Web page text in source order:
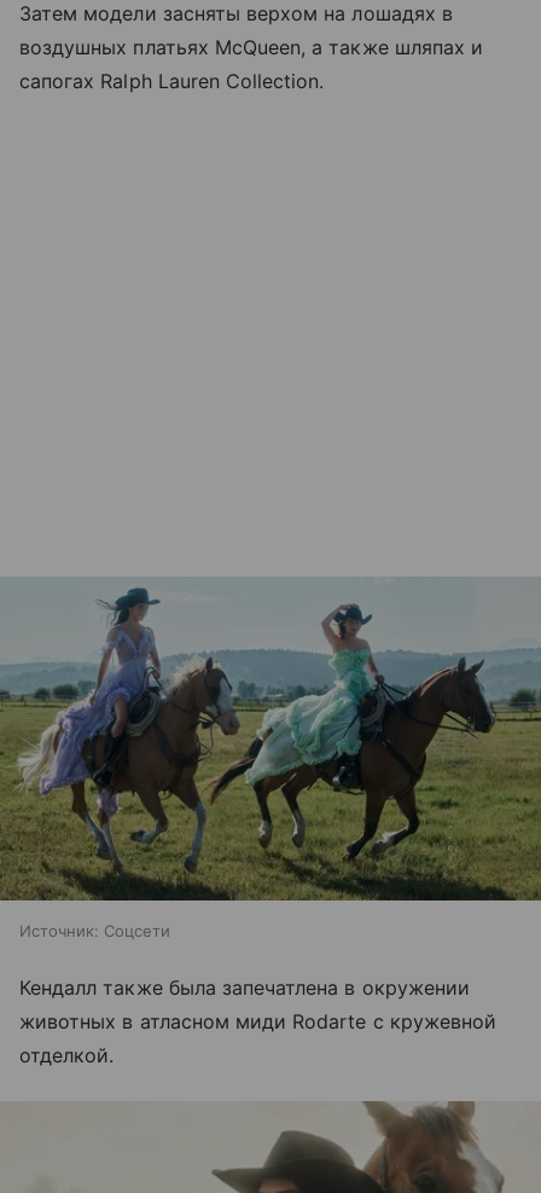
Затем модели засняты верхом на лошадях в
воздушных платьях McQueen, а также шляпах и
сапогах Ralph Lauren Collection.
Источник: Соцсети
Кендалл также была запечатлена в окружении
животных в атласном миди Rodarte с кружевной
отделкой.